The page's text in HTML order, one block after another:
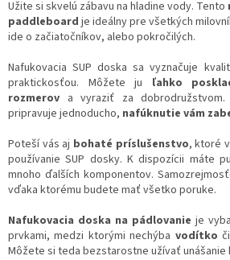
Užite si skvelú zábavu na hladine vody. Tento
paddleboard je ideálny pre všetkých
ide o začiatočníkov, alebo pokročilých.
Nafukovacia SUP doska sa vyznačuje
praktickosťou. Môžete ju ľahko
rozmerov a vyraziť za
pripravuje jednoducho, nafúknutie vám
Poteší vás aj bohaté príslušenstvo, ktoré
používanie SUP dosky. K dispozícii máte
mnoho ďalších komponentov.
vďaka ktorému budete mať všetko poruke.
Nafukovacia doska na pádlovanie je
prvkami, medzi ktorými nechýba vodítko či
Môžete si teda bezstarostne užívať unášanie